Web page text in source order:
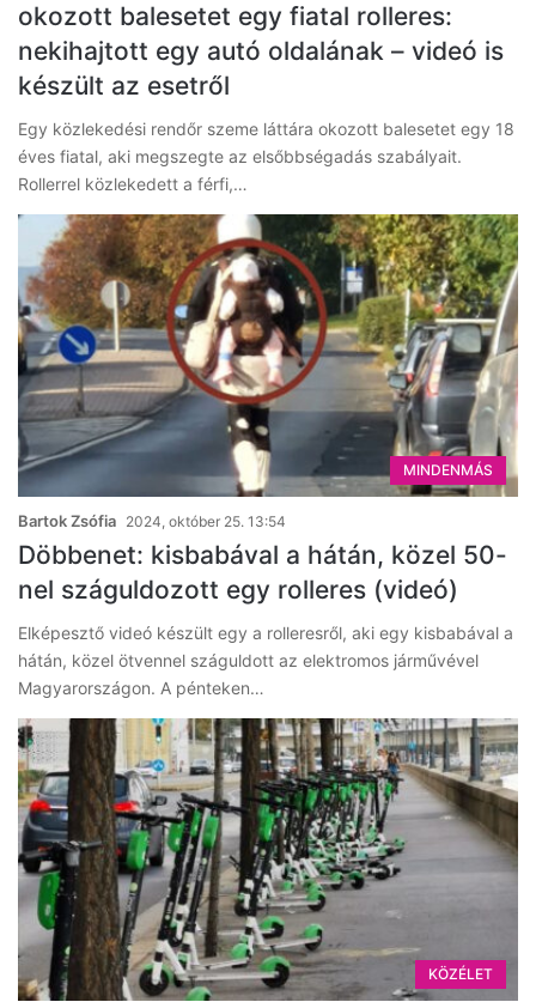
okozott balesetet egy fiatal rolleres:
nekihajtott egy autó oldalának – videó is
készült az esetről
Egy közlekedési rendőr szeme láttára okozott balesetet egy 18
éves fiatal, aki megszegte az elsőbbségadás szabályait.
Rollerrel közlekedett a férfi,…
MINDENMÁS
Bartok Zsófia 2024, október 25. 13:54
Döbbenet: kisbabával a hátán, közel 50-
nel száguldozott egy rolleres (videó)
Elképesztő videó készült egy a rolleresről, aki egy kisbabával a
hátán, közel ötvennel száguldott az elektromos járművével
Magyarországon. A pénteken…
KÖZÉLET